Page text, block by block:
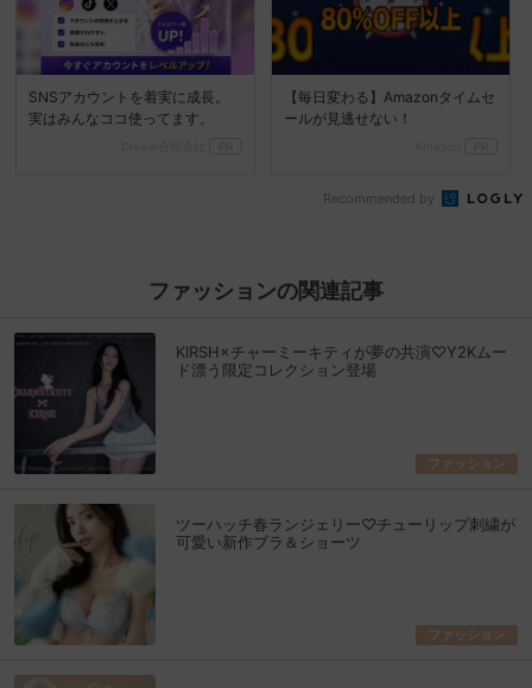
SNSアカウントを着実に成長。
実はみんなココ使ってます。
【毎日変わる】Amazonタイムセ
ールが見逃せない！
Recommended by
ファッションの関連記事
KIRSH×チャーミーキティが夢の共演♡Y2Kムー
ド漂う限定コレクション登場
ファッション
ツーハッチ春ランジェリー♡チューリップ刺繍が
可愛い新作ブラ＆ショーツ
ファッション